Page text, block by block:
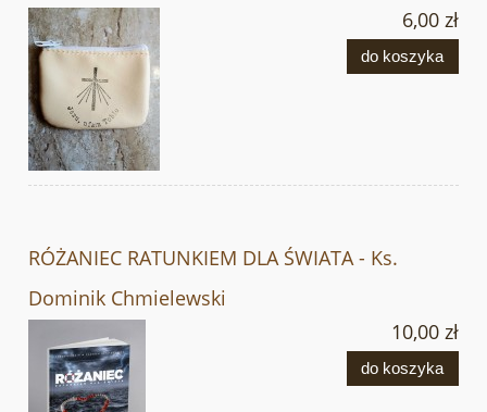
6,00 zł
do koszyka
RÓŻANIEC RATUNKIEM DLA ŚWIATA - Ks.
Dominik Chmielewski
10,00 zł
do koszyka